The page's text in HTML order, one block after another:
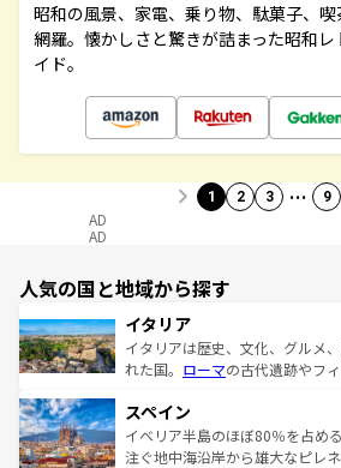
昭和の風景、家電、乗り物、駄菓子、
網羅。懐かしさと驚きが詰まった昭和
イド。
1 2 3 … 9
AD
AD
人気の国と地域から探す
イタリア
イタリアは歴史、文化、グルメ
れた国。 ローマの古代遺跡やフ
ろん、トスカーナの美しい田園
景など、自然景観も見逃せない
ピザやパスタなど、絶品のイタ
スペイン
イベリア半島のほぼ80％を占め
注ぐ地中海沿岸から雄大なピレ